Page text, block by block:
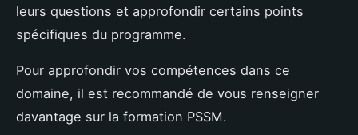
leurs questions et approfondir certains points
spécifiques du programme.
Pour approfondir vos compétences dans ce
domaine, il est recommandé de vous renseigner
davantage sur la formation PSSM.